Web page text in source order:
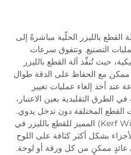
القطع بالليزر الحلّية مباشرةً إلى
التصنيع. وتتفوق سرعات
حيث تُنفِّذ آلة القطع بالليزر
ممكن مع الحفاظ على الدقة طوال
عند أخذ إلغاء عمليات تغيير
في الطرق التقليدية بعين الاعتبار،
القطع المختلفة دون تدخل يدوي.
وتساهم ضيق عرض شق الليزر (Kerf Width) المميز للقطع بالليزر في
بشكل أكثر كثافة على اللوح
عائدٍ ممكنٍ من كل ورقة أو لوحة.